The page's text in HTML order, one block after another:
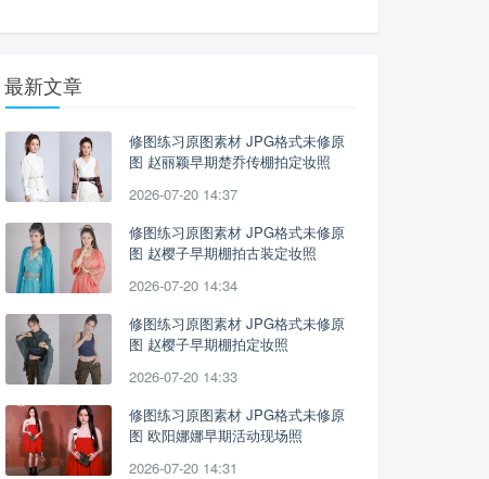
最新文章
修图练习原图素材 JPG格式未修原
图 赵丽颖早期楚乔传棚拍定妆照
2026-07-20 14:37
修图练习原图素材 JPG格式未修原
图 赵樱子早期棚拍古装定妆照
2026-07-20 14:34
修图练习原图素材 JPG格式未修原
图 赵樱子早期棚拍定妆照
2026-07-20 14:33
修图练习原图素材 JPG格式未修原
图 欧阳娜娜早期活动现场照
2026-07-20 14:31